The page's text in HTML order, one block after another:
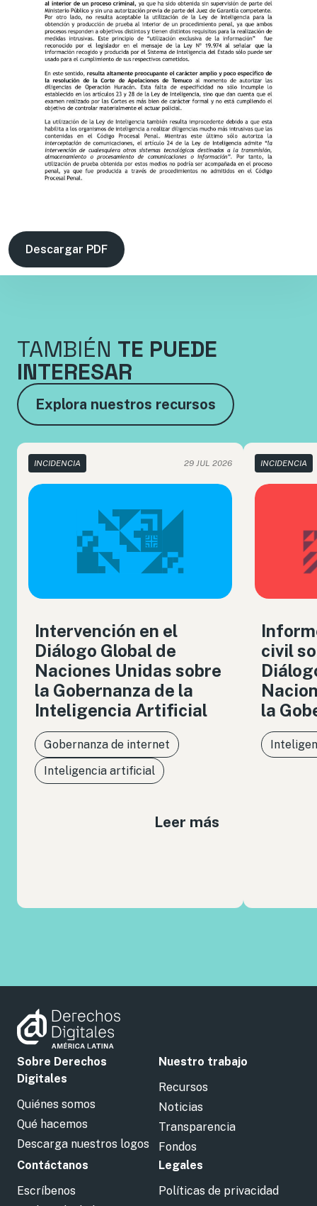
Descargar PDF
TAMBIÉN TE PUEDE
INTERESAR
Explora nuestros recursos
INCIDENCIA 29 JUL 2026
Intervención en el
Diálogo Global de
Naciones Unidas sobre
la Gobernanza de la
Inteligencia Artificial
Gobernanza de internet
Inteligencia artificial
Leer más
INCIDENCIA
civil
la
Sobre Derechos
Digitales
Quiénes somos
Qué hacemos
Descarga nuestros logos
Nuestro trabajo
Recursos
Noticias
Transparencia
Fondos
Contáctanos
Escríbenos
Legales
Políticas de privacidad